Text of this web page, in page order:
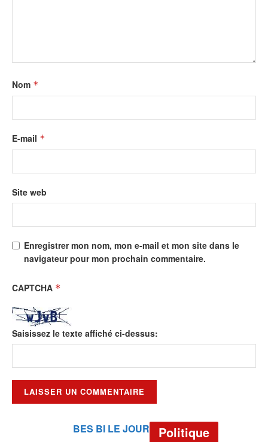
Nom *
E-mail *
Site web
Enregistrer mon nom, mon e-mail et mon site dans le
navigateur pour mon prochain commentaire.
CAPTCHA *
Saisissez le texte affiché ci-dessus:
BES BI LE JOUR Politique